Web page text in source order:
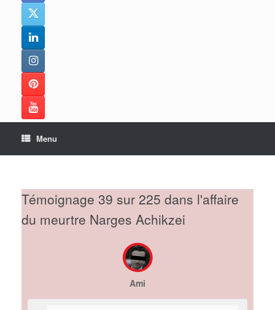
Menu
Témoignage 39 sur 225 dans l'affaire
du meurtre Narges Achikzei
Ami